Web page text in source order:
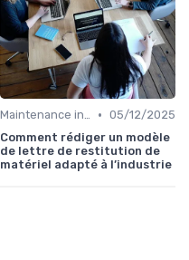
Maintenance infrastructures • 05/12/2025
Comment rédiger un modèle
de lettre de restitution de
matériel adapté à l’industrie